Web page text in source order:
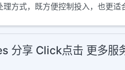
方式，既方便控制投入，也更适
分享 Click点击 更多服